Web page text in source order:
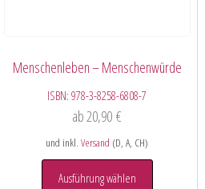
Menschenleben – Menschenwürde
ISBN:978-3-8258-6808-7
ab20,90€
und inkl.Versand (D, A, CH)
Ausführung wählen